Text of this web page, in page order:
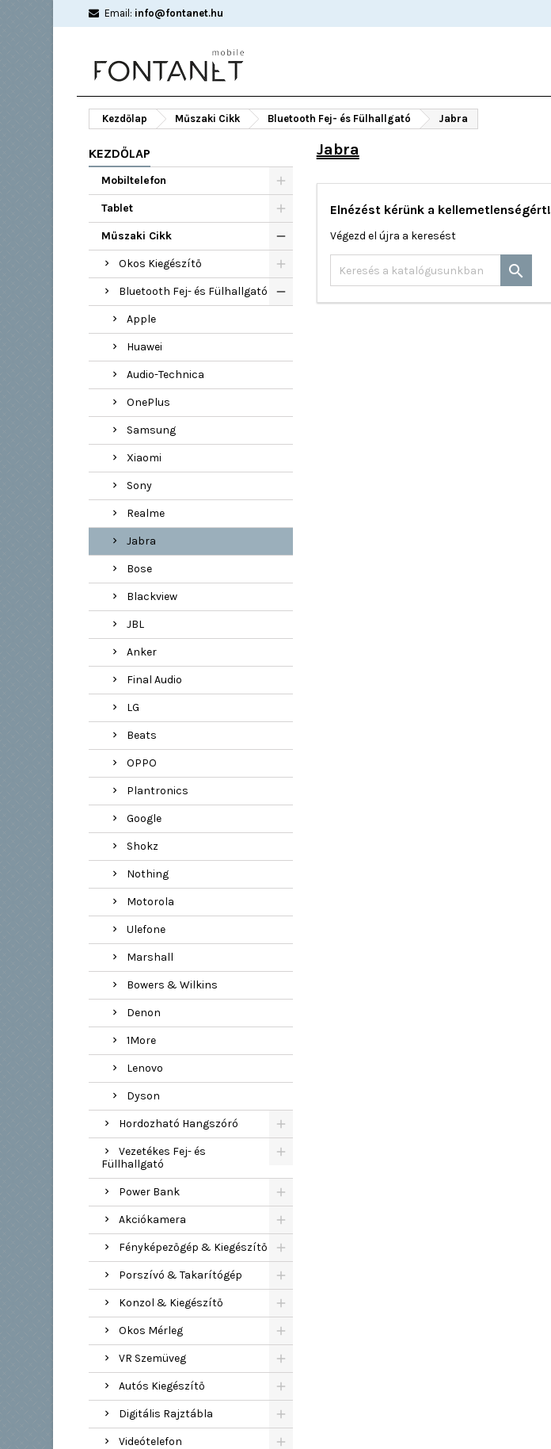
Email: info@fontanet.hu
Kezdőlap Műszaki Cikk Bluetooth Fej- és Fülhallgató Jabra
KEZDŐLAP
Mobiltelefon
Tablet
Műszaki Cikk
Okos Kiegészítő
Bluetooth Fej- és Fülhallgató
Apple
Huawei
Audio-Technica
OnePlus
Samsung
Xiaomi
Sony
Realme
Jabra
Bose
Blackview
JBL
Anker
Final Audio
LG
Beats
OPPO
Plantronics
Google
Shokz
Nothing
Motorola
Ulefone
Marshall
Bowers & Wilkins
Denon
1More
Lenovo
Dyson
Hordozható Hangszóró
Vezetékes Fej- és
Füllhallgató
Power Bank
Akciókamera
Fényképezőgép & Kiegészítő
Porszívó & Takarítógép
Konzol & Kiegészítő
Okos Mérleg
VR Szemüveg
Autós Kiegészítő
Digitális Rajztábla
Videótelefon
Jabra
Elnézést kérünk a kellemetlenségért!
Végezd el újra a keresést
